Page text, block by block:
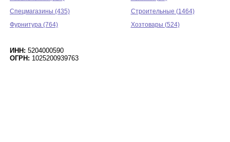
Спецмагазины (435)
Строительные (1464)
Фурнитура (764)
Хозтовары (524)
ИНН: 5204000590
ОГРН: 1025200939763